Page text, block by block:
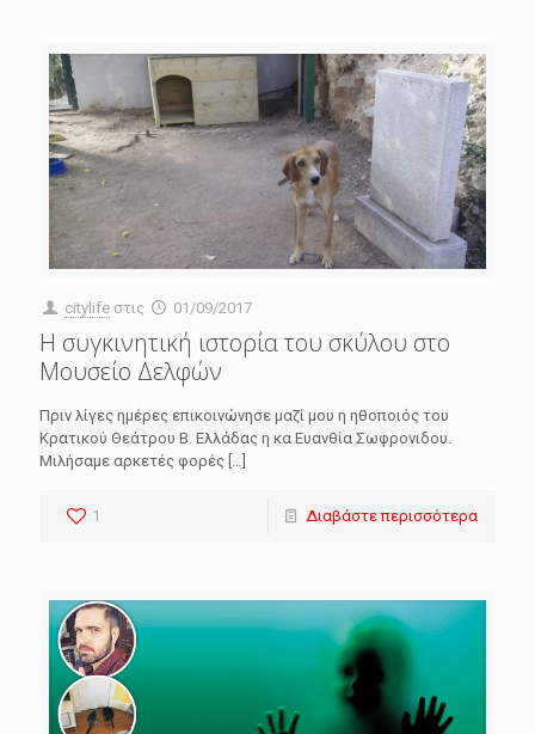
citylife στις 01/09/2017
Η συγκινητική ιστορία του σκύλου στο
Μουσείο Δελφών
Πριν λίγες ημέρες επικοινώνησε μαζί μου η ηθοποιός του
Κρατικού Θεάτρου Β. Ελλάδας η κα Ευανθία Σωφρονιδου.
Μιλήσαμε αρκετές φορές
1 Διαβάστε περισσότερα